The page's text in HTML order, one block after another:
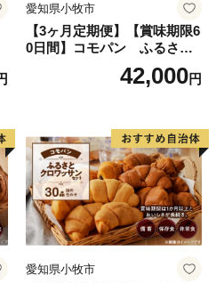
愛知県小牧市
【3ヶ月定期便】【賞味期限6
0日間】コモパン ふるさと
クロワッサンセット（計90
個）／災害用備蓄 保存食 非
42,000円
愛知県小牧市